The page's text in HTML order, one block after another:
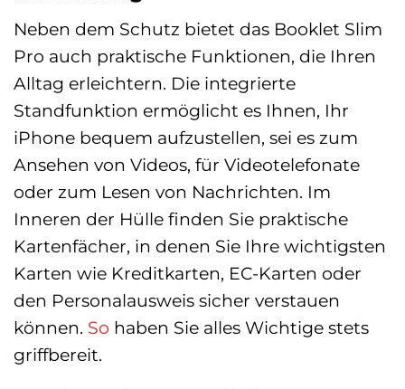
Neben dem Schutz bietet das Booklet Slim
Pro auch praktische Funktionen, die Ihren
Alltag erleichtern. Die integrierte
Standfunktion ermöglicht es Ihnen, Ihr
iPhone bequem aufzustellen, sei es zum
Ansehen von Videos, für Videotelefonate
oder zum Lesen von Nachrichten. Im
Inneren der Hülle finden Sie praktische
Kartenfächer, in denen Sie Ihre wichtigsten
Karten wie Kreditkarten, EC-Karten oder
den Personalausweis sicher verstauen
können. So haben Sie alles Wichtige stets
griffbereit.